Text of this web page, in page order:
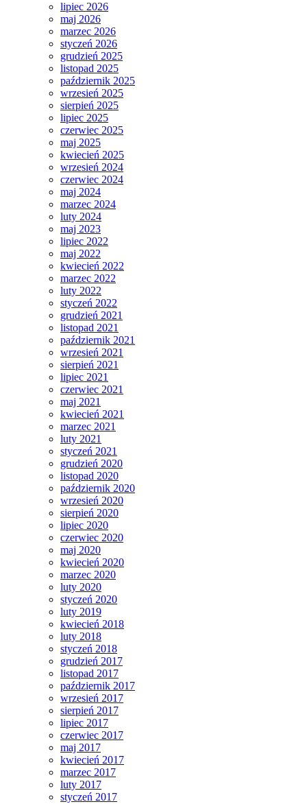
lipiec 2026
maj 2026
marzec 2026
styczeń 2026
grudzień 2025
listopad 2025
październik 2025
wrzesień 2025
sierpień 2025
lipiec 2025
czerwiec 2025
maj 2025
kwiecień 2025
wrzesień 2024
czerwiec 2024
maj 2024
marzec 2024
luty 2024
maj 2023
lipiec 2022
maj 2022
kwiecień 2022
marzec 2022
luty 2022
styczeń 2022
grudzień 2021
listopad 2021
październik 2021
wrzesień 2021
sierpień 2021
lipiec 2021
czerwiec 2021
maj 2021
kwiecień 2021
marzec 2021
luty 2021
styczeń 2021
grudzień 2020
listopad 2020
październik 2020
wrzesień 2020
sierpień 2020
lipiec 2020
czerwiec 2020
maj 2020
kwiecień 2020
marzec 2020
luty 2020
styczeń 2020
luty 2019
kwiecień 2018
luty 2018
styczeń 2018
grudzień 2017
listopad 2017
październik 2017
wrzesień 2017
sierpień 2017
lipiec 2017
czerwiec 2017
maj 2017
kwiecień 2017
marzec 2017
luty 2017
styczeń 2017